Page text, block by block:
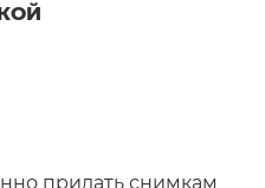
придать снимкам